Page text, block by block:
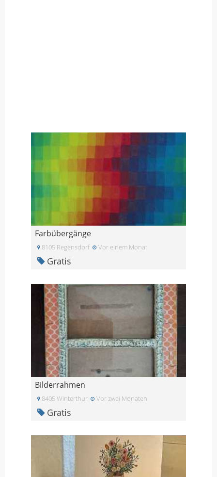
Farbübergänge
8105 Regensdorf Vor einem Monat
Gratis
Bilderrahmen
8405 Winterthur Vor zwei Monaten
Gratis